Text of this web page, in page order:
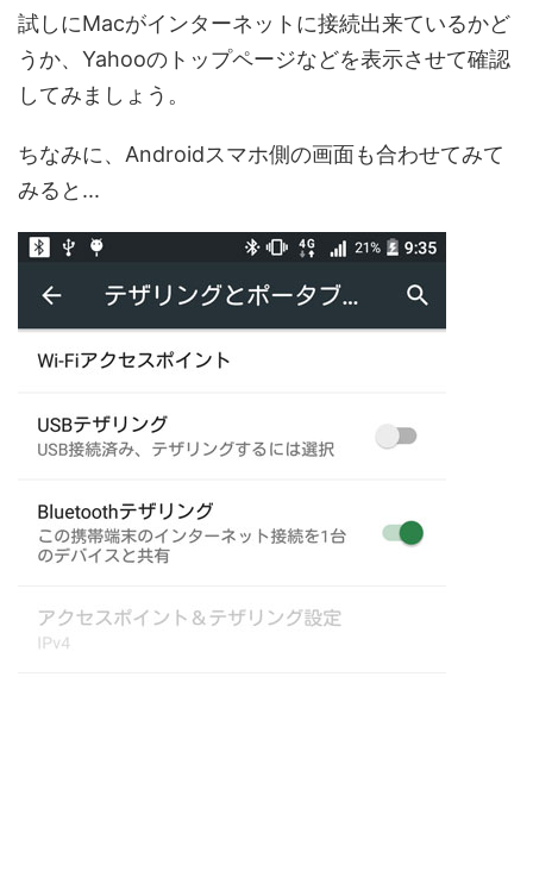
試しにMacがインターネットに接続出来ているかど
うか、Yahooのトップページなどを表示させて確認
してみましょう。
ちなみに、Androidスマホ側の画面も合わせてみて
みると...